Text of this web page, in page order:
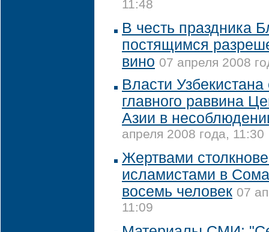
11:48
В честь праздника
постящимся
вино 07 апреля 2008
Власти
главного раввина
Азии в
апреля 2008 года, 11:30
Жертвами
исламистами в
восемь человек 07
11:09